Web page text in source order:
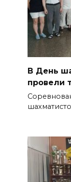
В День
провели